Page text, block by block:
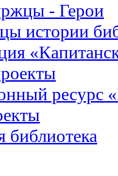
- Герои
истории
ресурс
библиотека